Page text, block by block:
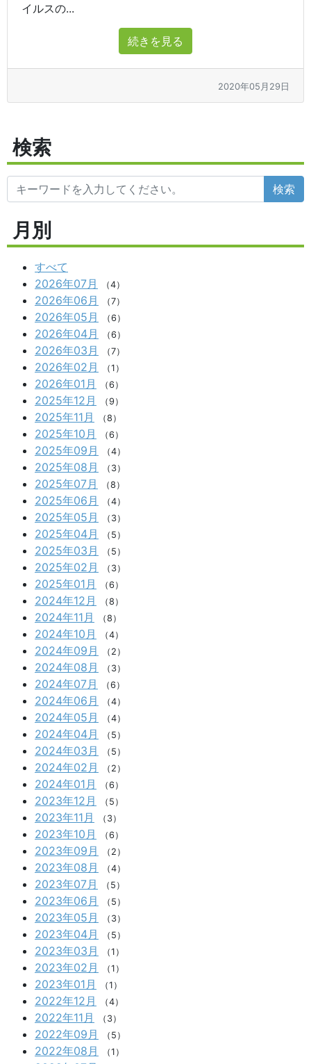
イルスの...
続きを見る
2020年05月29日
検索
検索
月別
すべて
2026年07月
（4）
2026年06月 （7）
2026年05月 （6）
2026年04月 （6）
2026年03月 （7）
2026年02月 （1）
2026年01月 （6）
2025年12月 （9）
2025年11月 （8）
2025年10月 （6）
2025年09月 （4）
2025年08月 （3）
2025年07月 （8）
2025年06月 （4）
2025年05月 （3）
2025年04月 （5）
2025年03月 （5）
2025年02月 （3）
2025年01月 （6）
2024年12月 （8）
2024年11月 （8）
2024年10月 （4）
2024年09月 （2）
2024年08月 （3）
2024年07月 （6）
2024年06月 （4）
2024年05月 （4）
2024年04月 （5）
2024年03月 （5）
2024年02月 （2）
2024年01月 （6）
2023年12月 （5）
2023年11月 （3）
2023年10月 （6）
2023年09月 （2）
2023年08月 （4）
2023年07月 （5）
2023年06月 （5）
2023年05月 （3）
2023年04月 （5）
2023年03月 （1）
2023年02月 （1）
2023年01月 （1）
2022年12月 （4）
2022年11月 （3）
2022年09月 （5）
2022年08月 （1）